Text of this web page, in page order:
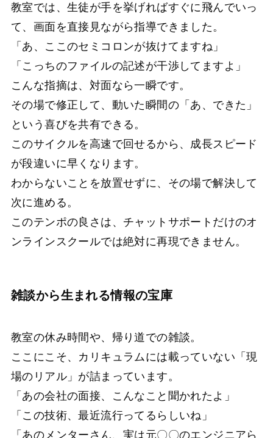
教室では、生徒が手を挙げればすぐに飛んでいっ
て、画面を直接見ながら指導できました。
「あ、ここのセミコロンが抜けてますね」
「こっちのファイルの記述が干渉してますよ」
こんな指摘は、対面なら一瞬です。
その場で修正して、動いた瞬間の「あ、できた」
という喜びを共有できる。
このサイクルを高速で回せるから、成長スピード
が段違いに早くなります。
わからないことを放置せずに、その場で解決して
次に進める。
このテンポの良さは、チャットサポートだけのオ
ンラインスクールでは絶対に再現できません。
雑談から生まれる情報の宝庫
教室の休み時間や、帰り道での雑談。
ここにこそ、カリキュラムには載っていない「現
場のリアル」が詰まっています。
「あの会社の面接、こんなこと聞かれたよ」
「この技術、最近流行ってるらしいね」
「あのメンターさん、実は元〇〇のエンジニアら